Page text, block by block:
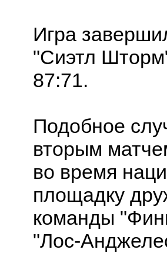
Игра
"Сиэтл
87:71.
Подобное
вторым
во время
площадку
команды
"Лос-